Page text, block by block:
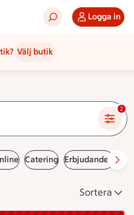
Logga in
Välj butik
2
Catering Erbjudanden
Sortera